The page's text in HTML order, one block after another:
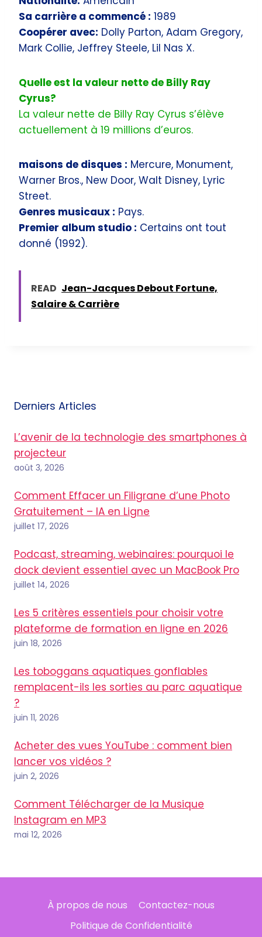
Sa carrière a commencé : 1989
Coopérer avec: Dolly Parton, Adam Gregory,
Mark Collie, Jeffrey Steele, Lil Nas X.
Quelle est la valeur nette de Billy Ray
Cyrus?
La valeur nette de Billy Ray Cyrus s’élève
actuellement à 19 millions d’euros.
maisons de disques : Mercure, Monument,
Warner Bros., New Door, Walt Disney, Lyric
Street.
Genres musicaux : Pays.
Premier album studio : Certains ont tout
donné (1992).
READ Jean-Jacques Debout Fortune,
Salaire & Carrière
Derniers Articles
L’avenir de la technologie des smartphones à
projecteur
août 3, 2026
Comment Effacer un Filigrane d’une Photo
Gratuitement – IA en Ligne
juillet 17, 2026
Podcast, streaming, webinaires: pourquoi le
dock devient essentiel avec un MacBook Pro
juillet 14, 2026
Les 5 critères essentiels pour choisir votre
plateforme de formation en ligne en 2026
juin 18, 2026
Les toboggans aquatiques gonflables
remplacent-ils les sorties au parc aquatique
?
juin 11, 2026
Acheter des vues YouTube : comment bien
lancer vos vidéos ?
juin 2, 2026
Comment Télécharger de la Musique
Instagram en MP3
mai 12, 2026
À propos de nous
Contactez-nous
Politique de Confidentialité